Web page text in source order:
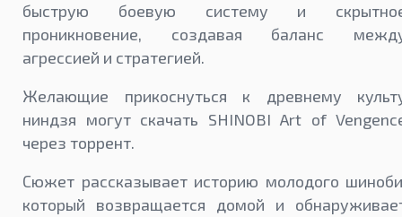
быструю боевую систему и
проникновение, создавая баланс
агрессией и стратегией.
Желающие прикоснуться к древнему
ниндзя могут скачать SHINOBI Art of
через торрент.
Сюжет рассказывает историю молодого
который возвращается домой и